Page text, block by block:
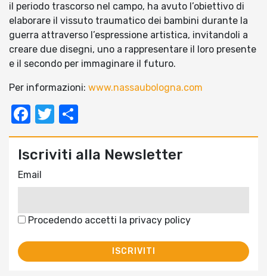
il periodo trascorso nel campo, ha avuto l’obiettivo di
elaborare il vissuto traumatico dei bambini durante la
guerra attraverso l’espressione artistica, invitandoli a
creare due disegni, uno a rappresentare il loro presente
e il secondo per immaginare il futuro.
Per informazioni: www.nassaubologna.com
Facebook
Twitter
Iscriviti alla Newsletter
Email
Procedendo accetti la privacy policy